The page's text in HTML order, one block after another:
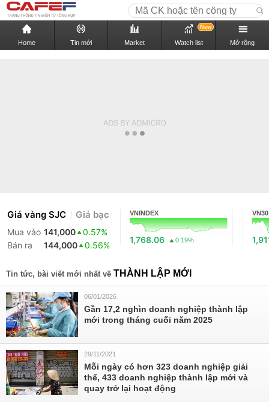
Home Tin mới Market Watch list
New
Mở rộng
Giá vàng SJC Giá bạc
Mua vào 141,000
0.57%
Bán ra
144,000 0.56%
VNINDEX
1,768.06 0.19%
VN30
Tin tức, bài viết mới nhất về THÀNH LẬP MỚI
06/01/2026
Gần 17,2 nghìn doanh nghiệp thành lập
mới trong tháng cuối năm 2025
29/11/2021
Mỗi ngày có hơn 323 doanh nghiệp giải
thể, 433 doanh nghiệp thành lập mới và
quay trở lại hoạt động